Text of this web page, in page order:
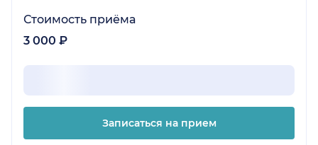
Стоимость приёма
3 000 ₽
Записаться на прием